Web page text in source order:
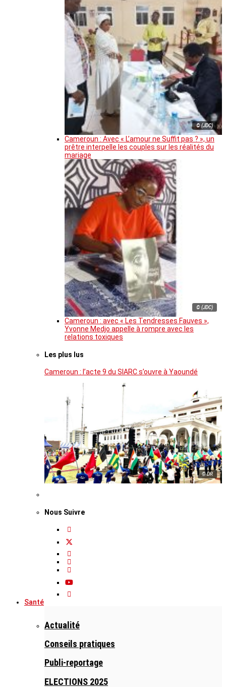
© (JDC)
Cameroun : Avec « L’amour ne Suffit pas ? », un
prêtre interpelle les couples sur les réalités du
mariage
© (JDC)
Cameroun : avec « Les Tendresses Fauves »,
Yvonne Medjo appelle à rompre avec les
relations toxiques
Les plus lus
Cameroun : l’acte 9 du SIARC s’ouvre à Yaoundé
© DR
Nous Suivre
Santé
Actualité
Conseils pratiques
Publi-reportage
ELECTIONS 2025